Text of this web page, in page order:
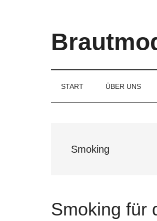
Brautmode
START ÜBER UNS
Smoking
Smoking für